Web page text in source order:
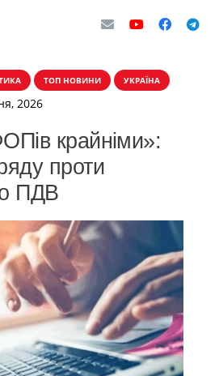
ТОП НОВИНИ УКРАЇНА
2026
крайніми»:
проти
ПДВ